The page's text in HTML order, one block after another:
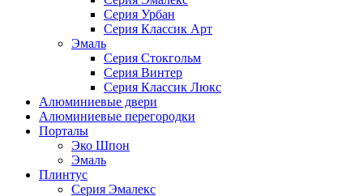
Серия Урбан
Серия Классик Арт
Эмаль
Серия Стокгольм
Серия Винтер
Серия Классик Люкс
Алюминиевые двери
Алюминиевые перегородки
Порталы
Эко Шпон
Эмаль
Плинтус
Серия Эмалекс